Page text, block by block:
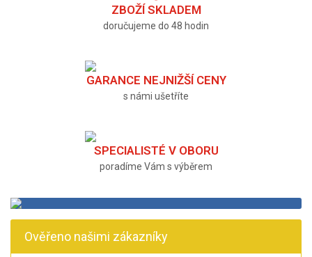
ZBOŽÍ SKLADEM
doručujeme do 48 hodin
GARANCE NEJNIŽŠÍ CENY
s námi ušetříte
SPECIALISTÉ V OBORU
poradíme Vám s výběrem
Ověřeno našimi zákazníky